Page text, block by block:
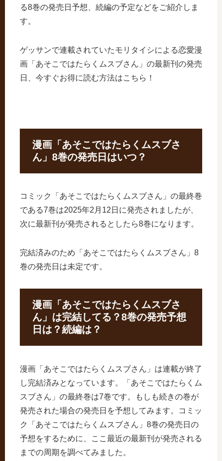
る8巻の発売日予想、続編の予定などをご紹介しま
す。
ゲッサンで連載されていたモリタイシによる恋愛漫
画「あそこではたらくムスブさん」の最新刊の発売
日、今すぐお得に読む方法はこちら！
漫画「あそこではたらくムスブさ
ん」8巻の発売日はいつ？
コミック「あそこではたらくムスブさん」の最終巻
である7巻は2025年2月12日に発売されましたが、
次に最新刊が発売されるとしたら8巻になります。
完結済みのため「あそこではたらくムスブさん」8
巻の発売日は未定です。
漫画「あそこではたらくムスブさ
ん」は完結してる？8巻の発売予想
日は？続編は？
漫画「あそこではたらくムスブさん」は連載が終了
し完結済みとなっています。「あそこではたらくム
スブさん」の最終巻は7巻です。もしも続きの巻が
発売された場合の発売日を予想してみます。コミッ
ク「あそこではたらくムスブさん」8巻の発売日の
予想をするために、ここ最近の最新刊が発売される
までの周期を調べてみました。